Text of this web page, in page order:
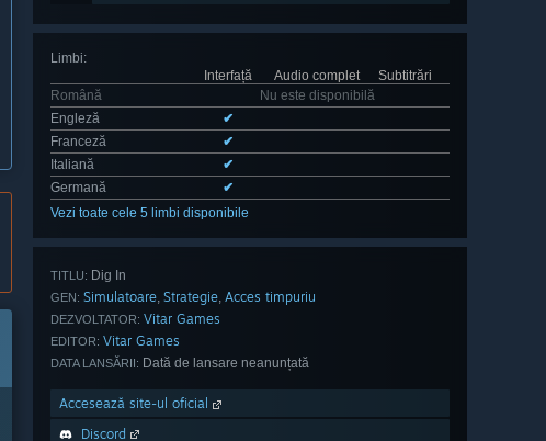
Limbi:
Interfață
Audio complet
Subtitrări
Română
Nu este disponibilă
Engleză
✔
Franceză
✔
Italiană
✔
Germană
✔
Vezi toate cele 5 limbi disponibile
TITLU: Dig In
GEN: Simulatoare, Strategie, Acces timpuriu
DEZVOLTATOR: Vitar Games
EDITOR: Vitar Games
DATA LANSĂRII: Dată de lansare neanunțată
Accesează site-ul oficial
Discord